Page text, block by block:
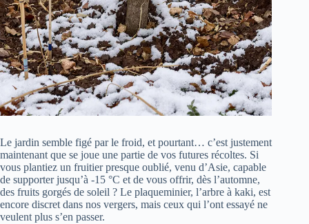
Le jardin semble figé par le froid, et pourtant… c’est justement
maintenant que se joue une partie de vos futures récoltes. Si
vous plantiez un fruitier presque oublié, venu d’Asie, capable
de supporter jusqu’à -15 °C et de vous offrir, dès l’automne,
des fruits gorgés de soleil ? Le plaqueminier, l’arbre à kaki, est
encore discret dans nos vergers, mais ceux qui l’ont essayé ne
veulent plus s’en passer.